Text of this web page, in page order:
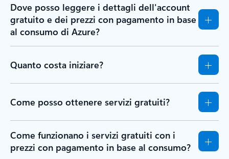
Dove posso leggere i dettagli dell'account
gratuito e dei prezzi con pagamento in base
al consumo di Azure?
Quanto costa iniziare?
Come posso ottenere servizi gratuiti?
Come funzionano i servizi gratuiti con i
prezzi con pagamento in base al consumo?